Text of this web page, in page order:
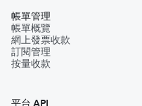
帳單管理
帳單概覽
網上發票收款
訂閱管理
按量收款